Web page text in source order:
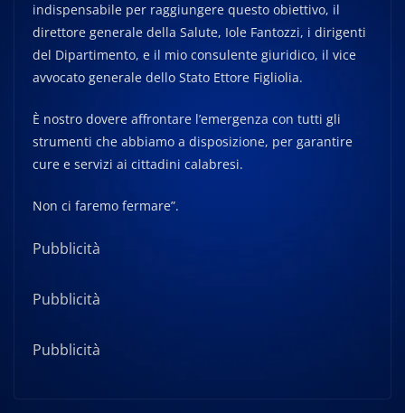
indispensabile per raggiungere questo obiettivo, il
direttore generale della Salute, Iole Fantozzi, i dirigenti
del Dipartimento, e il mio consulente giuridico, il vice
avvocato generale dello Stato Ettore Figliolia.
È nostro dovere affrontare l’emergenza con tutti gli
strumenti che abbiamo a disposizione, per garantire
cure e servizi ai cittadini calabresi.
Non ci faremo fermare”.
Pubblicità
Pubblicità
Pubblicità